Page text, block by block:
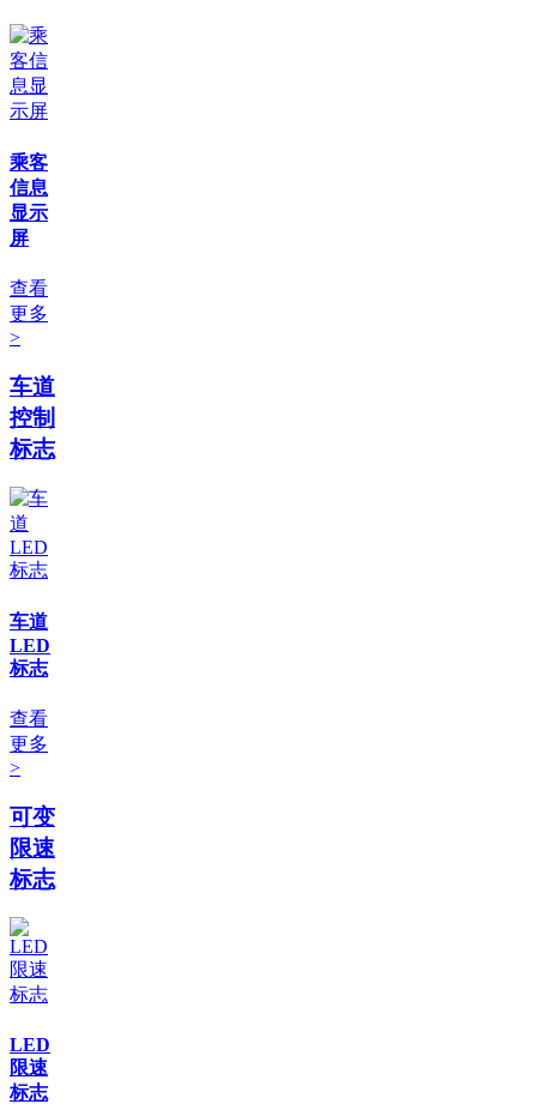
乘客
信息
显示
屏
查看
更多
>
车道
控制
标志
车道
LED
标志
查看
更多
>
可变
限速
标志
LED
限速
标志